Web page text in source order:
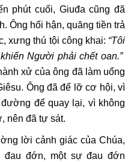
phút cuối, Giuđa cũng đã
Ông hối hận, quăng tiền trả
xưng thú tội công khai: “Tôi
Người phải chết oan.”
xử của ông đã làm uổng
Ông đã để lỡ cơ hội, vì
để quay lại, vì không
nên đã tự sát.
lời cảnh giác của Chúa,
đớn, một sự đau đớn